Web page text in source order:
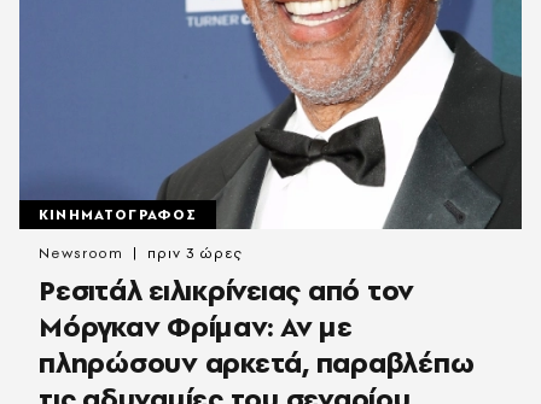
ΚΙΝΗΜΑΤΟΓΡΑΦΟΣ
Ρεσιτάλ ειλικρίνειας από τον
Μόργκαν Φρίμαν: Αν με
πληρώσουν αρκετά, παραβλέπω
Newsroom πριν 3 ώρες